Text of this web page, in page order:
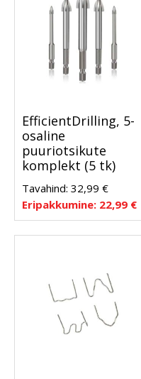
EfficientDrilling, 5-
osaline
puuriotsikute
komplekt (5 tk)
Tavahind: 32,99 €
Eripakkumine: 22,99 €